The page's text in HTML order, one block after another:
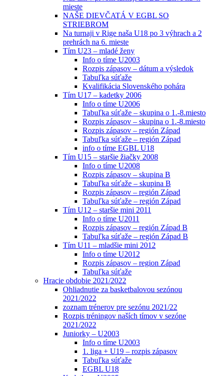
mieste
NAŠE DIEVČATÁ V EGBL SO
STRIEBROM
Na turnaji v Rige naša U18 po 3 výhrach a 2
prehrách na 6. mieste
Tím U23 – mladé ženy
Info o tíme U2003
Rozpis zápasov – dátum a výsledok
Tabuľka súťaže
Kvalifikácia Slovenského pohára
Tím U17 – kadetky 2006
Info o tíme U2006
Tabuľka súťaže – skupina o 1.-8.miesto
Rozpis zápasov – skupina o 1.-8.miesto
Rozpis zápasov – región Západ
Tabuľka súťaže – región Západ
info o tíme EGBL U18
Tím U15 – staršie žiačky 2008
Info o tíme U2008
Rozpis zápasov – skupina B
Tabuľka súťaže – skupina B
Rozpis zápasov – región Západ
Tabuľka súťaže – región Západ
Tím U12 – staršie mini 2011
Info o tíme U2011
Rozpis zápasov – región Západ B
Tabuľka súťaže – región Západ B
Tím U11 – mladšie mini 2012
Info o tíme U2012
Rozpis zápasov – region Západ
Tabuľka súťaže
Hracie obdobie 2021/2022
Ohliadnutie za basketbalovou sezónou
2021/2022
zoznam trénerov pre sezónu 2021/22
Rozpis tréningov naších tímov v sezóne
2021/2022
Juniorky – U2003
Info o tíme U2003
1. liga + U19 – rozpis zápasov
Tabuľka súťaže
EGBL U18